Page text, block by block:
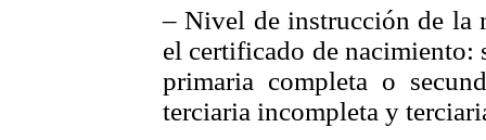
– Nivel de instrucción de la
el certificado de
primaria completa o
terciaria incompleta y